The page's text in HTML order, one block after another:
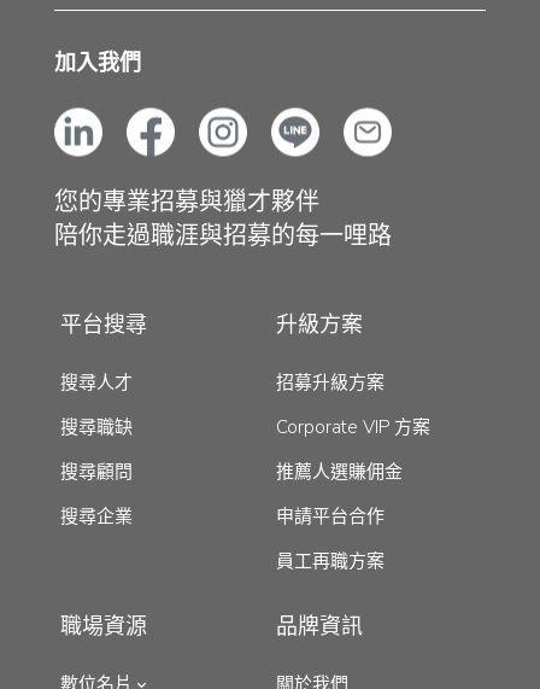
加入我們
您的專業招募與獵才夥伴
陪你走過職涯與招募的每一哩路
平台搜尋
搜尋人才
搜尋職缺
搜尋顧問
搜尋企業
升級方案
招募升級方案
Corporate VIP 方案
推薦人選賺佣金
申請平台合作
員工再職方案
職場資源
數位名片
品牌資訊
關於我們